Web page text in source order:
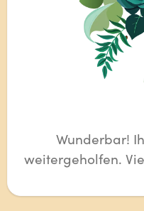
Wunderbar!
weitergeholfen.